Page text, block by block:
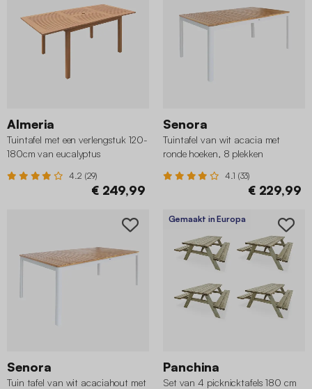
Almeria
Tuintafel met een verlengstuk 120-
180cm van eucalyptus
4.2 (29)
€ 249,99
Senora
Tuintafel van wit acacia met
ronde hoeken, 8 plekken
4.1 (33)
€ 229,99
Senora
Tuin tafel van wit acaciahout met
Gemaakt in Europa
Panchina
Set van 4 picknicktafels 180 cm